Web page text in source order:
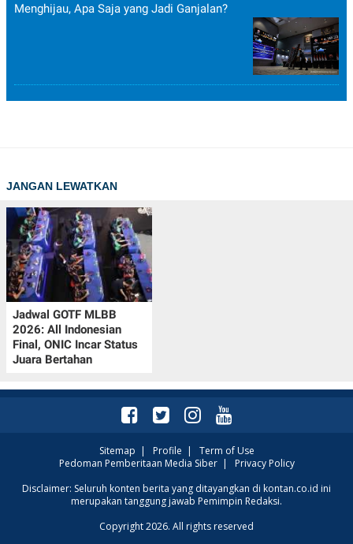
Menghijau, Apa Saja yang Jadi Ganjalan?
JANGAN LEWATKAN
Jadwal GOTF MLBB
2026: All Indonesian
Final, ONIC Incar Status
Juara Bertahan
Sitemap | Profile | Term of Use
Pedoman Pemberitaan Media Siber| Privacy Policy
Disclaimer: Seluruh konten berita yang ditayangkan di kontan.co.id ini
merupakan tanggung jawab Pemimpin Redaksi.
Copyright 2026. All rights reserved